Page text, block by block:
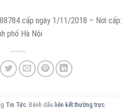
cấp ngày 1/11/2018 – Nơi cấp:
phố Hà Nội
Tin Tức. Đánh dấu liên kết thường trực.